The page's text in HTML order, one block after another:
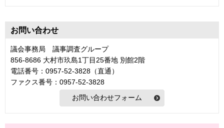
お問い合わせ
議会事務局 議事調査グループ
856-8686 大村市玖島1丁目25番地 別館2階
電話番号：0957-52-3828（直通）
ファクス番号：0957-52-3828